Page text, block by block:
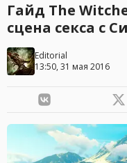
Гайд The
сцена секса с
Editorial
13:50, 31 мая 2016